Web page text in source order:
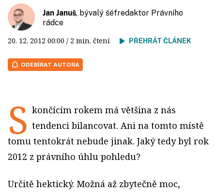
Jan Januš, bývalý šéfredaktor Právního
rádce
20. 12. 2012 00:00 / 2 min. čtení PŘEHRÁT ČLÁNEK
ODEBÍRAT AUTORA
S končícím rokem má většina z nás
tendenci bilancovat. Ani na tomto místě
tomu tentokrát nebude jinak. Jaký tedy byl rok
2012 z právního úhlu pohledu?
Určitě hektický. Možná až zbytečně moc,